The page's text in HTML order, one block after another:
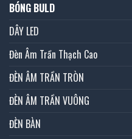
BÓNG BULD
DÂY LED
Đèn Âm Trần Thạch Cao
ĐÈN ÂM TRẦN TRÒN
ĐÈN ÂM TRẦN VUÔNG
ĐÈN BÀN